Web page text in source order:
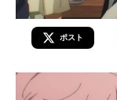
ポスト